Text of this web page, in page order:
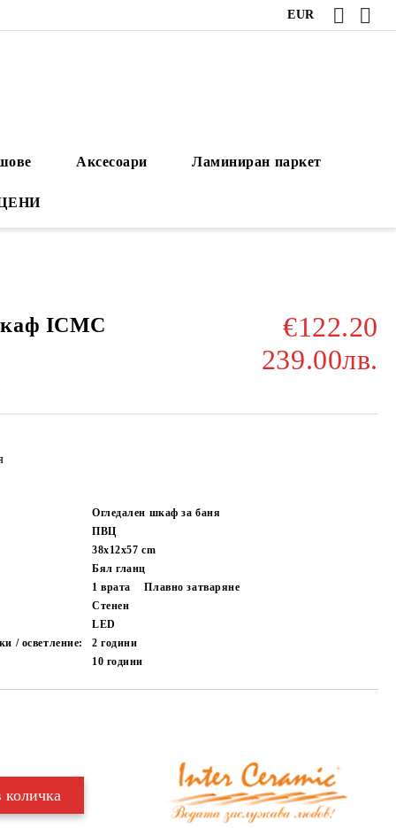
EUR
Аксесоари Ламиниран паркет
ICMC
€122.20
239.00лв.
Огледален шкаф за баня
ПВЦ
38х12х57cm
Бял гланц
1 врата
Плавно затваряне
Стенен
LED
/ осветление:
2 години
10 години